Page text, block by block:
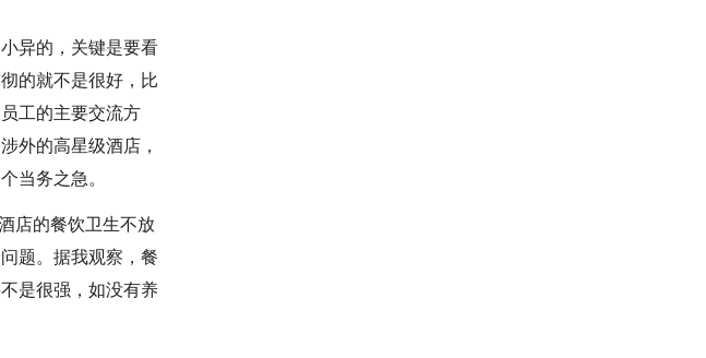
异的，关键是要看
的就不是很好，比
工的主要交流方
外的高星级酒店，
当务之急。
店的餐饮卫生不放
题。据我观察，餐
是很强，如没有养